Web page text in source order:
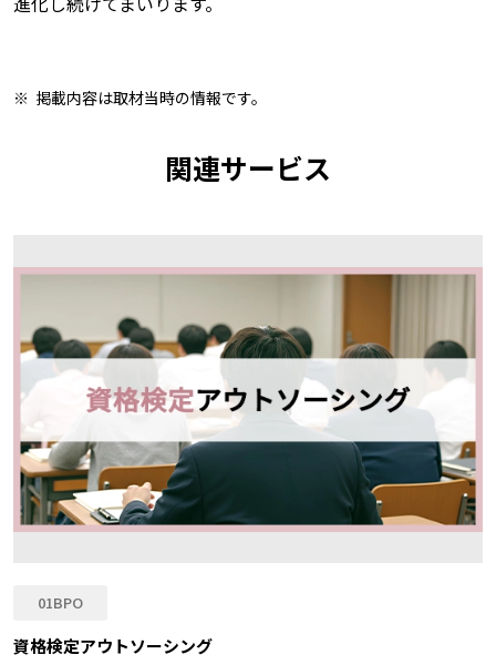
掲載内容は取材当時の情報です。
関連サービス
01BPO
資格検定アウトソーシング